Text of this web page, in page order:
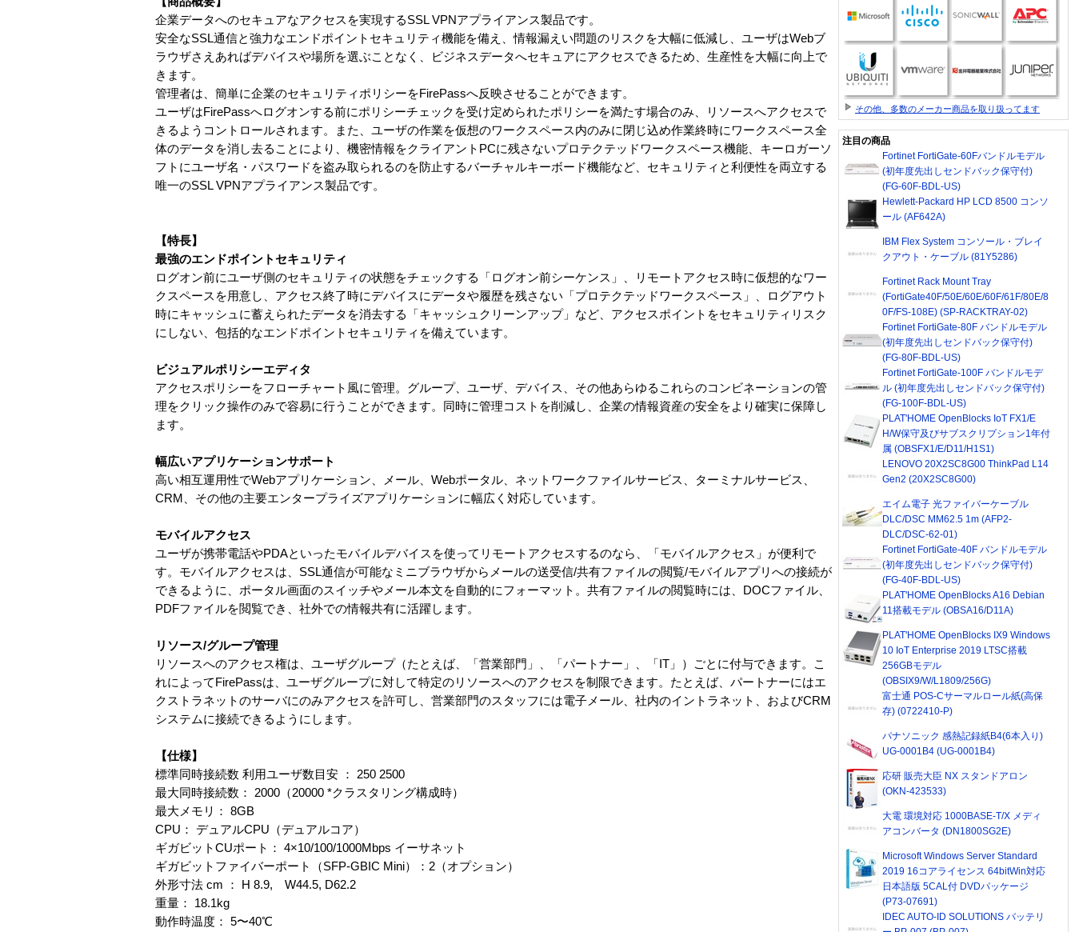
企業データへのセキュアなアクセスを実現するSSL VPNアプライアンス製品です。
安全なSSL通信と強力なエンドポイントセキュリティ機能を備え、情報漏えい問題のリスクを大幅に低減し、ユーザはWebブ
ラウザさえあればデバイスや場所を選ぶことなく、ビジネスデータへセキュアにアクセスできるため、生産性を大幅に向上で
きます。
管理者は、簡単に企業のセキュリティポリシーをFirePassへ反映させることができます。
ユーザはFirePassへログオンする前にポリシーチェックを受け定められたポリシーを満たす場合のみ、リソースへアクセスで
きるようコントロールされます。また、ユーザの作業を仮想のワークスペース内のみに閉じ込め作業終時にワークスペース全
体のデータを消し去ることにより、機密情報をクライアントPCに残さないプロテクテッドワークスペース機能、キーロガーソ
フトにユーザ名・パスワードを盗み取られるのを防止するバーチャルキーボード機能など、セキュリティと利便性を両立する
唯一のSSL VPNアプライアンス製品です。
【特長】
最強のエンドポイントセキュリティ
ログオン前にユーザ側のセキュリティの状態をチェックする「ログオン前シーケンス」、リモートアクセス時に仮想的なワー
クスペースを用意し、アクセス終了時にデバイスにデータや履歴を残さない「プロテクテッドワークスペース」、ログアウト
時にキャッシュに蓄えられたデータを消去する「キャッシュクリーンアップ」など、アクセスポイントをセキュリティリスク
にしない、包括的なエンドポイントセキュリティを備えています。
ビジュアルポリシーエディタ
アクセスポリシーをフローチャート風に管理。グループ、ユーザ、デバイス、その他あらゆるこれらのコンビネーションの管
理をクリック操作のみで容易に行うことができます。同時に管理コストを削減し、企業の情報資産の安全をより確実に保障し
ます。
幅広いアプリケーションサポート
高い相互運用性でWebアプリケーション、メール、Webポータル、ネットワークファイルサービス、ターミナルサービス、
CRM、その他の主要エンタープライズアプリケーションに幅広く対応しています。
モバイルアクセス
ユーザが携帯電話やPDAといったモバイルデバイスを使ってリモートアクセスするのなら、「モバイルアクセス」が便利で
す。モバイルアクセスは、SSL通信が可能なミニブラウザからメールの送受信/共有ファイルの閲覧/モバイルアプリへの接続が
できるように、ポータル画面のスイッチやメール本文を自動的にフォーマット。共有ファイルの閲覧時には、DOCファイル、
PDFファイルを閲覧でき、社外での情報共有に活躍します。
リソース/グループ管理
リソースへのアクセス権は、ユーザグループ（たとえば、「営業部門」、「パートナー」、「IT」）ごとに付与できます。こ
れによってFirePassは、ユーザグループに対して特定のリソースへのアクセスを制限できます。たとえば、パートナーにはエ
クストラネットのサーバにのみアクセスを許可し、営業部門のスタッフには電子メール、社内のイントラネット、およびCRM
システムに接続できるようにします。
【仕様】
標準同時接続数 利用ユーザ数目安 ： 250 2500
最大同時接続数： 2000（20000 *クラスタリング構成時）
最大メモリ： 8GB
CPU： デュアルCPU（デュアルコア）
ギガビットCUポート： 4×10/100/1000Mbps イーサネット
ギガビットファイバーポート（SFP-GBIC Mini）：2（オプション）
外形寸法 cm ： H 8.9, W44.5, D62.2
重量： 18.1kg
動作時温度： 5〜40℃
その他、多数のメーカー商品を取り扱ってます
注目の商品
Fortinet FortiGate-60Fバンドルモデル
(初年度先出しセンドバック保守付)
(FG-60F-BDL-US)
Hewlett-Packard HP LCD 8500 コンソ
ール (AF642A)
IBM Flex System コンソール・ブレイ
クアウト・ケーブル (81Y5286)
Fortinet Rack Mount Tray
(FortiGate40F/50E/60E/60F/61F/80E/8
0F/FS-108E) (SP-RACKTRAY-02)
Fortinet FortiGate-80F バンドルモデル
(初年度先出しセンドバック保守付)
(FG-80F-BDL-US)
Fortinet FortiGate-100F バンドルモデ
ル (初年度先出しセンドバック保守付)
(FG-100F-BDL-US)
PLAT'HOME OpenBlocks IoT FX1/E
H/W保守及びサブスクリプション1年付
属 (OBSFX1/E/D11/H1S1)
LENOVO 20X2SC8G00 ThinkPad L14
Gen2 (20X2SC8G00)
エイム電子 光ファイバーケーブル
DLC/DSC MM62.5 1m (AFP2-
DLC/DSC-62-01)
Fortinet FortiGate-40F バンドルモデル
(初年度先出しセンドバック保守付)
(FG-40F-BDL-US)
PLAT'HOME OpenBlocks A16 Debian
11搭載モデル (OBSA16/D11A)
PLAT'HOME OpenBlocks IX9 Windows
10 IoT Enterprise 2019 LTSC搭載
256GBモデル
(OBSIX9/W/L1809/256G)
富士通 POS-Cサーマルロール紙(高保
存) (0722410-P)
パナソニック 感熱記録紙B4(6本入り)
UG-0001B4 (UG-0001B4)
応研 販売大臣 NX スタンドアロン
(OKN-423533)
大電 環境対応 1000BASE-T/X メディ
アコンバータ (DN1800SG2E)
Microsoft Windows Server Standard
2019 16コアライセンス 64bitWin対応
日本語版 5CAL付 DVDパッケージ
(P73-07691)
IDEC AUTO-ID SOLUTIONS バッテリ